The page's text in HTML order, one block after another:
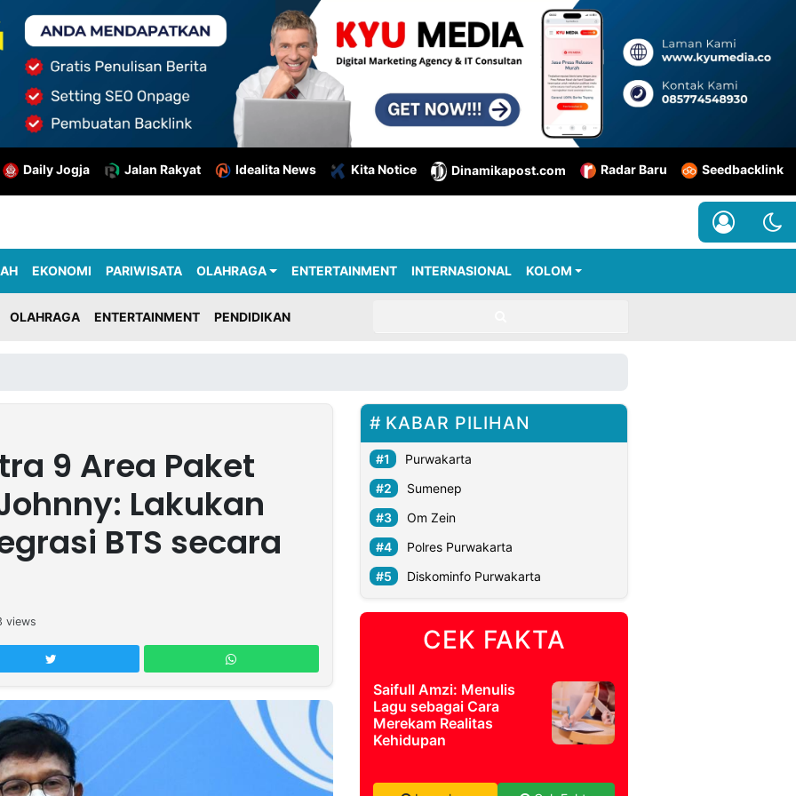
Daily Jogja Jalan Rakyat Idealita News Kita Notice Dinamikapost.com Radar Baru Seedbacklink
EKONOMI PARIWISATA OLAHRAGA ENTERTAINMENT INTERNASIONAL KOLOM
OLAHRAGA ENTERTAINMENT PENDIDIKAN
9 Area Paket
Lakukan
BTS secara
views
KABAR PILIHAN
Purwakarta
Sumenep
Om Zein
Polres Purwakarta
Diskominfo Purwakarta
CEK FAKTA
Saifull Amzi: Menulis
Lagu sebagai Cara
Merekam Realitas
Kehidupan